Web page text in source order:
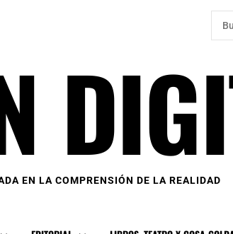
EN LA COMPRENSIÓN DE LA REALIDAD